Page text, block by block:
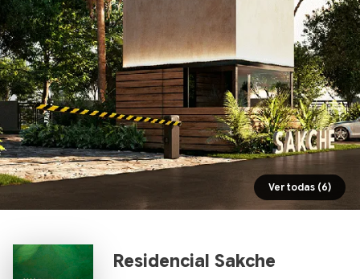
Ver todas (6)
Residencial Sakche